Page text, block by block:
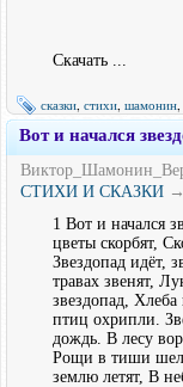
Скачать ...
сказки стихи шамонин
Вот и начался
СТИХИ И СКАЗКИ
1 Вот и начался
цветы скорбят,
Звездопад идёт,
травах звенят,
звездопад,
птиц охрипли.
дождь. В лесу
Рощи в тиши
землю летят, В